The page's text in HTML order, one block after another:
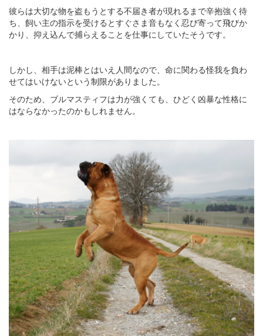
彼らは大切な物を盗もうとする不届き者が現れるまで辛抱強く待
ち、飼い主の指示を受けるとすぐさま音もなく忍び寄って飛びか
かり、抑え込んで捕らえることを仕事にしていたそうです。
しかし、相手は泥棒とはいえ人間なので、命に関わる怪我を負わ
せてはいけないという制限がありました。
そのため、ブルマスティフは力が強くても、ひどく凶暴な性格に
はならなかったのかもしれません。